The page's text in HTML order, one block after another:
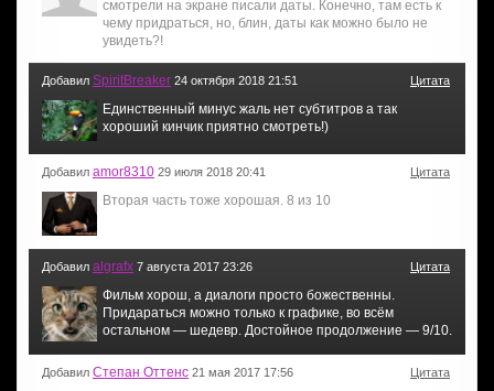
смотрели на экране писали даты. Конечно, там есть к
чему придраться, но, блин, даты как можно было не
увидеть?!
Добавил SpiritBreaker 24 октября 2018 21:51 Цитата
Единственный минус жаль нет субтитров а так
хороший кинчик приятно смотреть!)
Добавил amor8310 29 июля 2018 20:41 Цитата
Вторая часть тоже хорошая. 8 из 10
Добавил algrafx 7 августа 2017 23:26 Цитата
Фильм хорош, а диалоги просто божественны.
Придараться можно только к графике, во всём
остальном — шедевр. Достойное продолжение — 9/10.
Добавил Степан Оттенс 21 мая 2017 17:56 Цитата